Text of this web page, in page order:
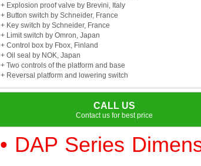
+ Explosion proof valve by Brevini, Italy
+ Button switch by Schneider, France
+ Key switch by Schneider, France
+ Limit switch by Omron, Japan
+ Control box by Fbox, Finland
+ Oil seal by NOK, Japan
+ Two controls of the platform and base
+ Reversal platform and lowering switch
CALL US
Contact us for best price
• DAP Series